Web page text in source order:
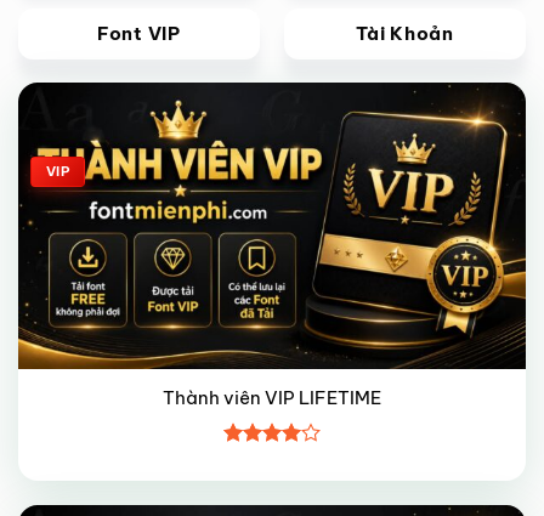
Font VIP Tài Khoản
Giảm giá!
VIP
Thành viên VIP LIFETIME
xếp hạng
45 sao